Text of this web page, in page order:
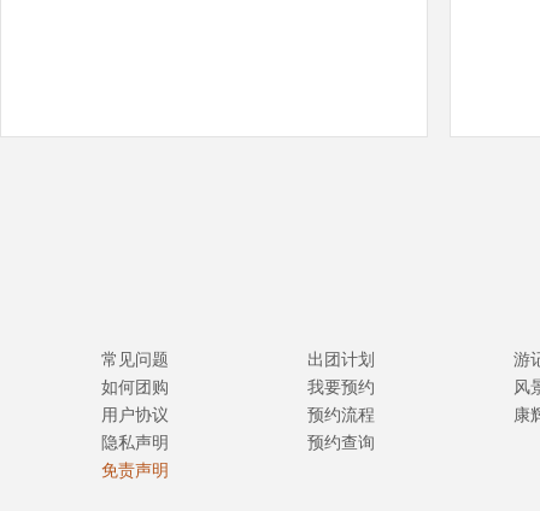
常见问题
如何团购
用户协议
隐私声明
免责声明
出团计划
我要预约
预约流程
预约查询
游
风
康